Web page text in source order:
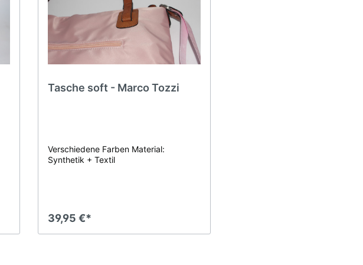
Tasche soft - Marco Tozzi
Verschiedene Farben Material:
Synthetik + Textil
39,95 €*